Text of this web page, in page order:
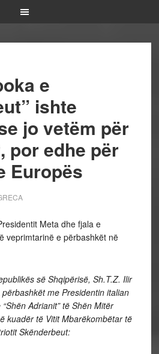
e
ishte
jo vetëm për
por edhe për
Europës
Meta dhe fjala e
veprimtarinë e përbashkët në
së Shqipërisë, Sh.T.Z. Ilir
me Presidentin italian
Adrianit” të Shën Mitër
kuadër të Vitit Mbarëkombëtar të
Skënderbeut: